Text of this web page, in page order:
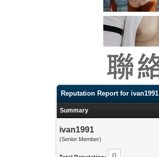
Reputation Report for ivan1991
Summary
ivan1991
(Senior Member)